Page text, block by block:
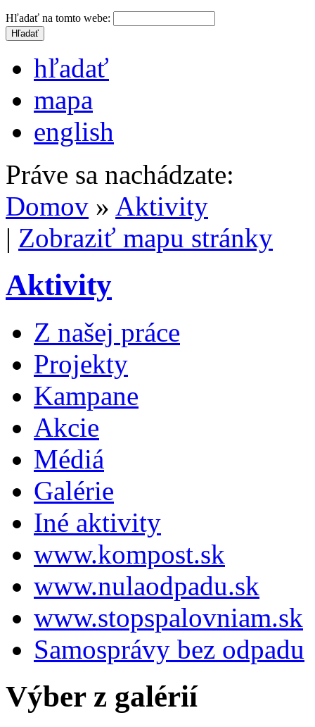
Hľadať na tomto webe:
hľadať
mapa
english
Práve sa nachádzate:
Domov » Aktivity
| Zobraziť mapu stránky
Aktivity
Z našej práce
Projekty
Kampane
Akcie
Médiá
Galérie
Iné aktivity
www.kompost.sk
www.nulaodpadu.sk
www.stopspalovniam.sk
Samosprávy bez odpadu
Výber z galérií